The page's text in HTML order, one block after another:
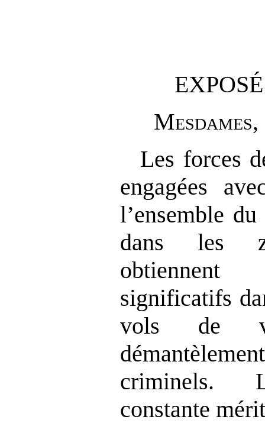
Mesdames
Les forces
engagées
l’ensemble
dans les
significatifs
vols de
criminels.
constante